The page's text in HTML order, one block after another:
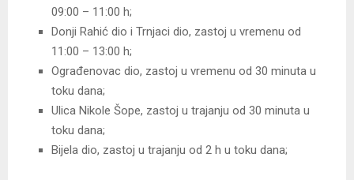
09:00 – 11:00 h;
Donji Rahić dio i Trnjaci dio, zastoj u vremenu od
11:00 – 13:00 h;
Ograđenovac dio, zastoj u vremenu od 30 minuta u
toku dana;
Ulica Nikole Šope, zastoj u trajanju od 30 minuta u
toku dana;
Bijela dio, zastoj u trajanju od 2 h u toku dana;